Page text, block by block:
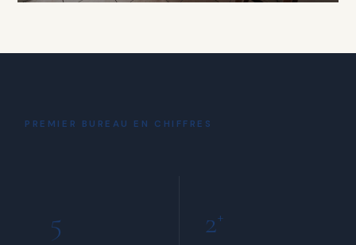
Coin Café
INCLUS POUR TOUS LES MEMBRES
PREMIER BUREAU EN CHIFFRES
5 2+